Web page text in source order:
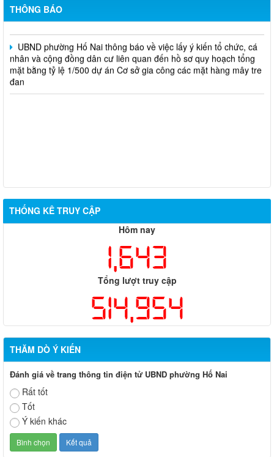
THÔNG BÁO
Tiếp nhận hồ sơ hỗ trợ chính sách khuyến khích duy trì vững
chắc mức sinh đối với Phụ nữ sinh đủ 02 con trước 35 tuổi
UBND phường Hố Nai thông báo về việc lấy ý kiến tổ chức, cá
nhân và cộng đồng dân cư liên quan đến hồ sơ quy hoạch tổng
mặt bằng tỷ lệ 1/500 dự án Cơ sở gia công các mặt hàng mây tre
đan
THỐNG KÊ TRUY CẬP
Hôm nay
1,643
Tổng lượt truy cập
514,954
THĂM DÒ Ý KIẾN
Đánh giá về trang thông tin điện tử UBND phường Hố Nai
Rất tốt
Tốt
Ý kiến khác